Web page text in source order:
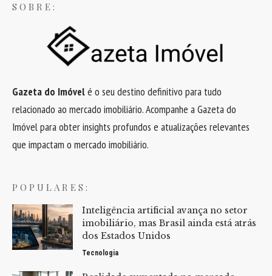
SOBRE:
Gazeta do Imóvelé o seu destino definitivo para tudo
relacionado ao mercado imobiliário. Acompanhe a Gazeta do
Imóvel para obter insights profundos e atualizações relevantes
que impactam o mercado imobiliário.
POPULARES:
Inteligência artificial avança no setor
imobiliário, mas Brasil ainda está atrás
dos Estados Unidos
Tecnologia